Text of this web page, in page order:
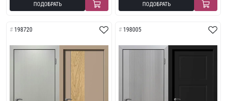
ПОДОБРАТЬ ПОДОБРАТЬ
198720 198005